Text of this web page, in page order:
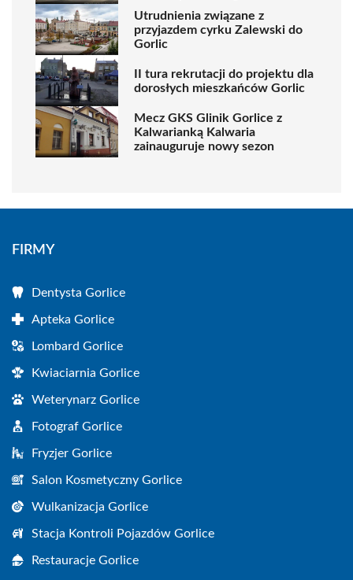
Utrudnienia związane z
przyjazdem cyrku Zalewski do
Gorlic
II tura rekrutacji do projektu dla
dorosłych mieszkańców Gorlic
Mecz GKS Glinik Gorlice z
Kalwarianką Kalwaria
zainauguruje nowy sezon
FIRMY
Dentysta Gorlice
Apteka Gorlice
Lombard Gorlice
Kwiaciarnia Gorlice
Weterynarz Gorlice
Fotograf Gorlice
Fryzjer Gorlice
Salon Kosmetyczny Gorlice
Wulkanizacja Gorlice
Stacja Kontroli Pojazdów Gorlice
Restauracje Gorlice